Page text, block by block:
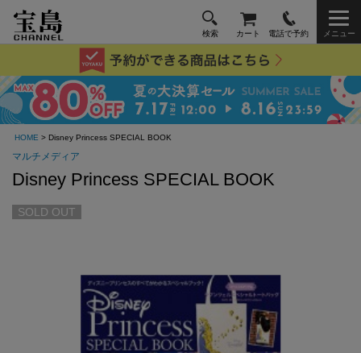
検索 カート 電話で予約 メニュー
HOME > Disney Princess SPECIAL BOOK
マルチメディア
Disney Princess SPECIAL BOOK
SOLD OUT